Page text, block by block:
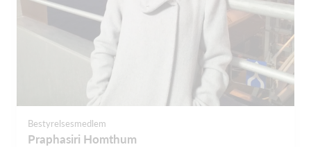
Bestyrelsesmedlem
Praphasiri Homthum